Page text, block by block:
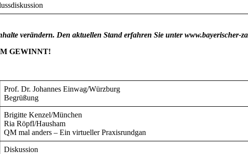
verändern. Den aktuellen Stand erfahren Sie unter www.bayerischer-
GEWINNT!
Prof. Dr. Johannes Einwag/Würzburg
Begrüßung
Brigitte Kenzel/München
Ria Röpfl/Hausham
QM mal anders – Ein virtueller Praxisrundgan
Diskussion